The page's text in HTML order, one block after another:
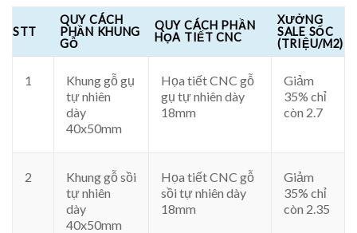
STT
QUY CÁCH
PHẦN KHUNG
GỖ
QUY CÁCH PHẦN
HỌA TIẾT CNC
XƯỞNG
SALE SỐC
(TRIỆU/M2)
1
Khung gỗ gụ
tự nhiên
dày
40x50mm
Họa tiết CNC gỗ
gụ tự nhiên dày
18mm
Giảm
35% chỉ
còn 2.7
2
Khung gỗ sồi
tự nhiên
dày
40x50mm
Họa tiết CNC gỗ
sồi tự nhiên dày
18mm
Giảm
35% chỉ
còn 2.35